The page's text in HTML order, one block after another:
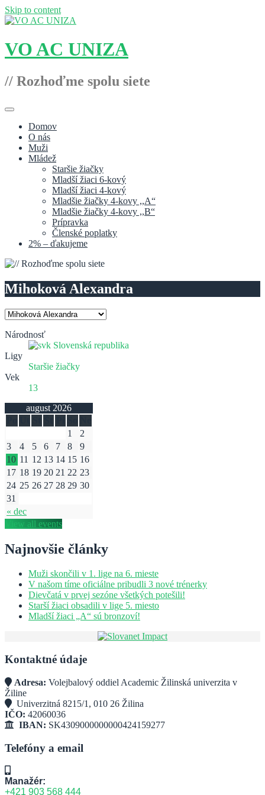
Skip to content
VO AC UNIZA
// Rozhoďme spolu siete
Domov
O nás
Muži
Mládež
Staršie žiačky
Mladší žiaci 6-kový
Mladší žiaci 4-kový
Mladšie žiačky 4-kovy ,,A“
Mladšie žiačky 4-kovy ,,B“
Prípravka
Členské poplatky
2% – ďakujeme
Mihoková Alexandra
Národnosť
Slovenská republika
Ligy
Staršie žiačky
Vek
13
august 2026
« dec
1
2
3
4 5 6 7 8
9
10 11 12 13 14 15 16
17 18 19 20 21 22 23
24 25 26 27 28 29 30
31
View all events
Najnovšie články
Muži skončili v 1. lige na 6. mieste
V našom tíme oficiálne pribudli 3 nové trénerky
Dievčatá v prvej sezóne všetkých potešili!
Starší žiaci obsadili v lige 5. miesto
Mladší žiaci „A“ sú bronzoví!
Kontaktné údaje
Adresa: Volejbalový oddiel Academic Žilinská univerzita v
Žiline
Univerzitná 8215/1, 010 26 Žilina
IČO: 42060036
IBAN: SK4309000000000424159277
Telefóny a email
Manažér:
+421 903 568 444